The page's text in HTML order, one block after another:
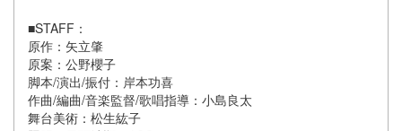
■STAFF：
原作：矢立肇
原案：公野櫻子
脚本/演出/振付：岸本功喜
作曲/編曲/音楽監督/歌唱指導：小島良太
舞台美術：松生紘子